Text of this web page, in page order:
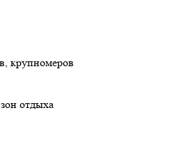
крупномеров
отдыха